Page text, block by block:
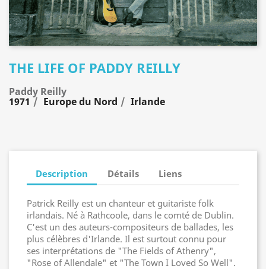
THE LIFE OF PADDY REILLY
Paddy Reilly
1971 Europe du Nord Irlande
Description Détails Liens
Patrick Reilly est un chanteur et guitariste folk
irlandais. Né à Rathcoole, dans le comté de Dublin.
C'est un des auteurs-compositeurs de ballades, les
plus célèbres d'Irlande. Il est surtout connu pour
ses interprétations de "The Fields of Athenry",
"Rose of Allendale" et "The Town I Loved So Well".